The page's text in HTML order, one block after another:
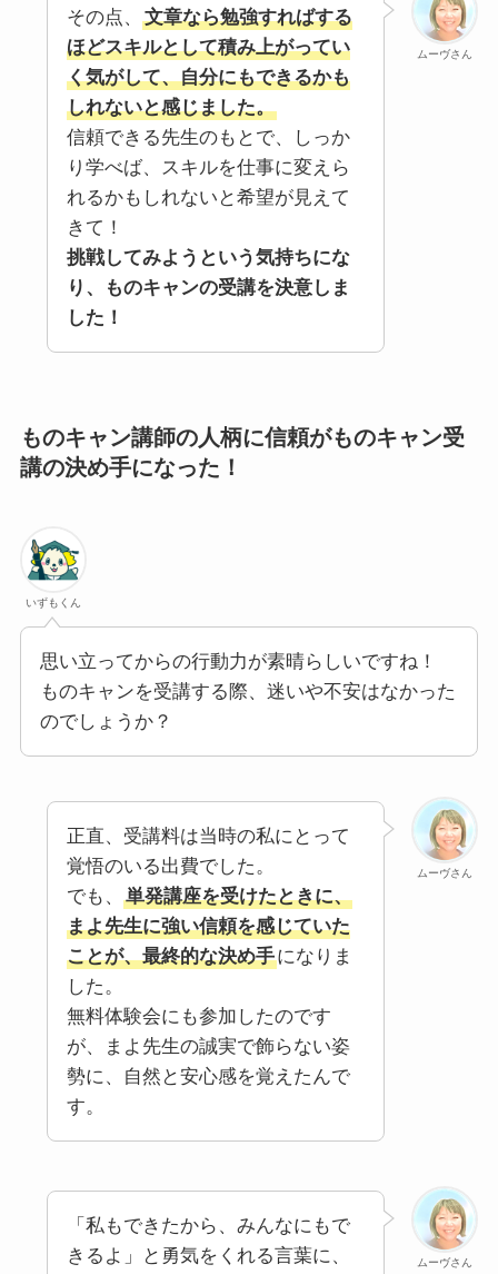
ムーヴさん
その点、
文章なら勉強すればする
ほどスキルとして積み上がってい
く気がして、自分にもできるかも
しれないと感じました。
信頼できる先生のもとで、しっか
り学べば、スキルを仕事に変えら
れるかもしれないと希望が見えて
きて！
挑戦してみようという気持ちにな
り、ものキャンの受講を決意しま
した！
ものキャン講師の人柄に信頼がものキャン受
講の決め手になった！
いずもくん
思い立ってからの行動力が素晴らしいですね！
ものキャンを受講する際、迷いや不安はなかった
のでしょうか？
ムーヴさん
正直、受講料は当時の私にとって
覚悟のいる出費でした。
でも、
単発講座を受けたときに、
まよ先生に強い信頼を感じていた
ことが、最終的な決め手になりま
した。
無料体験会にも参加したのです
が、まよ先生の誠実で飾らない姿
勢に、自然と安心感を覚えたんで
す。
ムーヴさん
「私もできたから、みんなにもで
きるよ」と勇気をくれる言葉に、